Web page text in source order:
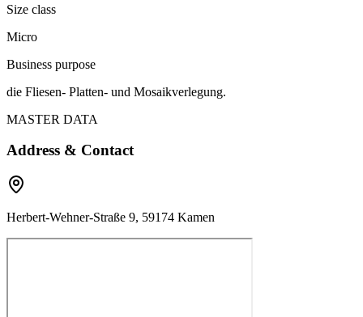
Size class
Micro
Business purpose
die Fliesen- Platten- und Mosaikverlegung.
MASTER DATA
Address & Contact
Herbert-Wehner-Straße 9, 59174 Kamen